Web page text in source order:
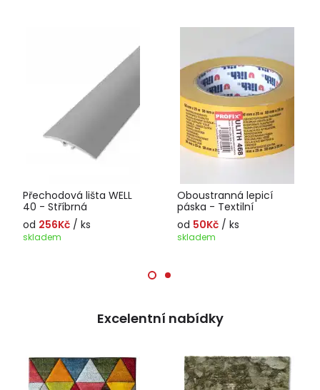
Přechodová lišta WELL
40 - Stříbrná
od 256Kč / ks
skladem
Oboustranná lepicí
páska - Textilní
od 50Kč / ks
skladem
Excelentní nabídky